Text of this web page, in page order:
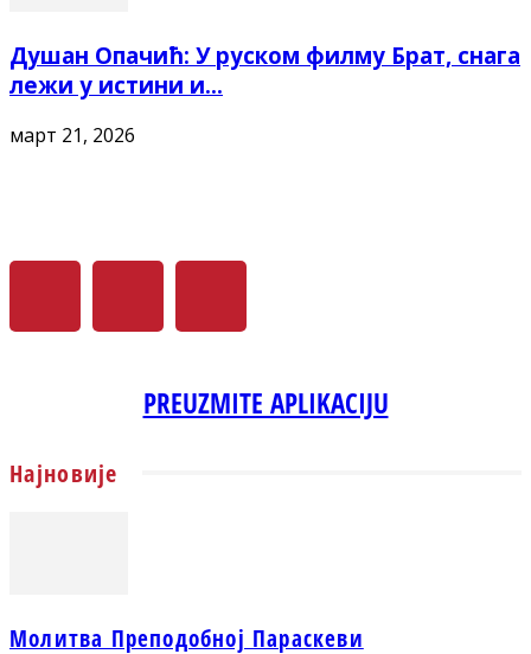
Душан Опачић: У руском филму Брат, снага
лежи у истини и...
март 21, 2026
PREUZMITE APLIKACIJU
Најновије
Молитва Преподобној Параскеви